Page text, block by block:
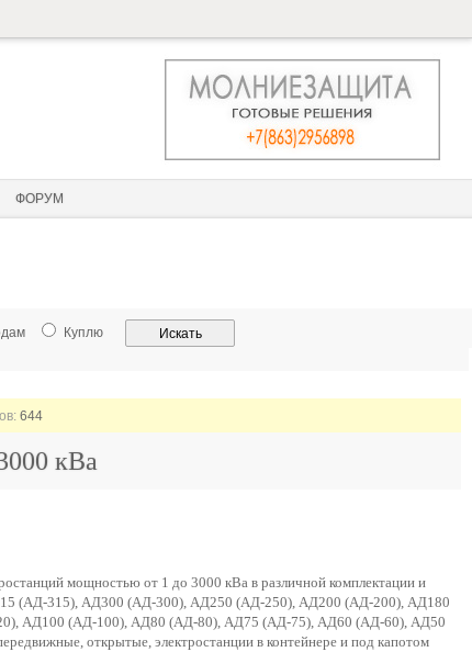
ФОРУМ
Куплю
644
кВа
мощностью от 1 до 3000 кВа в различной комплектации и
(АД-315), АД300 (АД-300), АД250 (АД-250), АД200 (АД-200), АД180
АД100 (АД-100), АД80 (АД-80), АД75 (АД-75), АД60 (АД-60), АД50
открытые, электростанции в контейнере и под капотом